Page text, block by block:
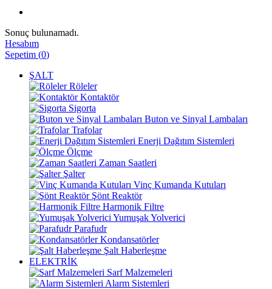
Sonuç bulunamadı.
Hesabım
Sepetim (0)
ŞALT
Röleler
Kontaktör
Sigorta
Buton ve Sinyal Lambaları
Trafolar
Enerji Dağıtım Sistemleri
Ölçme
Zaman Saatleri
Şalter
Vinç Kumanda Kutuları
Şönt Reaktör
Harmonik Filtre
Yumuşak Yolverici
Parafudr
Kondansatörler
Şalt Haberleşme
ELEKTRİK
Sarf Malzemeleri
Alarm Sistemleri